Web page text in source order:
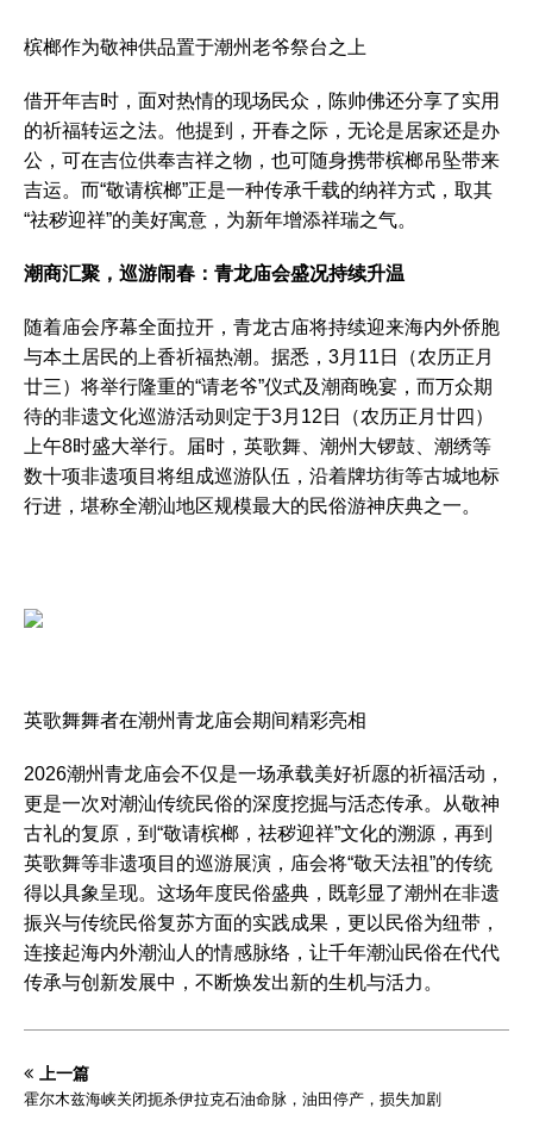
槟榔作为敬神供品置于潮州老爷祭台之上
借开年吉时，面对热情的现场民众，陈帅佛还分享了实用
的祈福转运之法。他提到，开春之际，无论是居家还是办
公，可在吉位供奉吉祥之物，也可随身携带槟榔吊坠带来
吉运。而“敬请槟榔”正是一种传承千载的纳祥方式，取其
“祛秽迎祥”的美好寓意，为新年增添祥瑞之气。
潮商汇聚，巡游闹春：青龙庙会盛况持续升温
随着庙会序幕全面拉开，青龙古庙将持续迎来海内外侨胞
与本土居民的上香祈福热潮。据悉，3月11日（农历正月
廿三）将举行隆重的“请老爷”仪式及潮商晚宴，而万众期
待的非遗文化巡游活动则定于3月12日（农历正月廿四）
上午8时盛大举行。届时，英歌舞、潮州大锣鼓、潮绣等
数十项非遗项目将组成巡游队伍，沿着牌坊街等古城地标
行进，堪称全潮汕地区规模最大的民俗游神庆典之一。
英歌舞舞者在潮州青龙庙会期间精彩亮相
2026潮州青龙庙会不仅是一场承载美好祈愿的祈福活动，
更是一次对潮汕传统民俗的深度挖掘与活态传承。从敬神
古礼的复原，到“敬请槟榔，祛秽迎祥”文化的溯源，再到
英歌舞等非遗项目的巡游展演，庙会将“敬天法祖”的传统
得以具象呈现。这场年度民俗盛典，既彰显了潮州在非遗
振兴与传统民俗复苏方面的实践成果，更以民俗为纽带，
连接起海内外潮汕人的情感脉络，让千年潮汕民俗在代代
传承与创新发展中，不断焕发出新的生机与活力。
上一篇
霍尔木兹海峡关闭扼杀伊拉克石油命脉，油田停产，损失加剧